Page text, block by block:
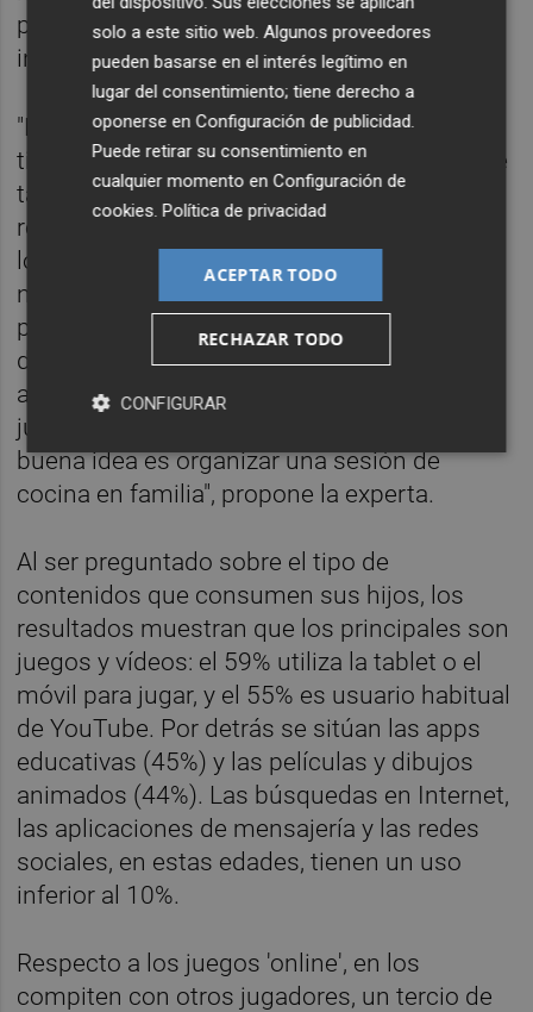
posteriormente esa rutina se ha quedado
instaurada como normalidad.
"Es importante que los padres limiten el
tiempo que sus hijos utilicen pantallas y que
también les propongan actividades para
realizar fuera del mundo digital. A partir de
los mismos intereses que muestran los
niños en el contenido online que consumen
pueden buscarles alternativas de ocio y
diversión relacionadas que les resulten
atractivas. Por ejemplo, si les gustan los
juegos relacionados con la cocina, una
buena idea es organizar una sesión de
cocina en familia", propone la experta.
Al ser preguntado sobre el tipo de
contenidos que consumen sus hijos, los
resultados muestran que los principales son
juegos y vídeos: el 59% utiliza la tablet o el
móvil para jugar, y el 55% es usuario habitual
de YouTube. Por detrás se sitúan las apps
educativas (45%) y las películas y dibujos
animados (44%). Las búsquedas en Internet,
las aplicaciones de mensajería y las redes
sociales, en estas edades, tienen un uso
inferior al 10%.
Respecto a los juegos 'online', en los
compiten con otros jugadores, un tercio de
solo a este sitio web. Algunos proveedores
pueden basarse en el interés legítimo en
lugar del consentimiento; tiene derecho a
oponerse enConfiguración de publicidad
Puede retirar su consentimiento en
cualquier momento enConfiguración de
cookies .Política de privacidad
ACEPTAR TODO
RECHAZAR TODO
CONFIGURAR